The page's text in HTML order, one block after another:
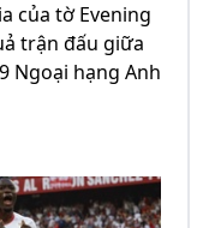
của tờ Evening
trận đấu giữa
Ngoại hạng Anh